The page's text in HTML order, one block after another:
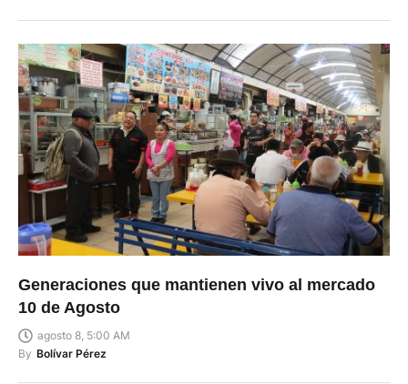
Generaciones que mantienen vivo al mercado
10 de Agosto
agosto 8, 5:00 AM
By Bolívar Pérez